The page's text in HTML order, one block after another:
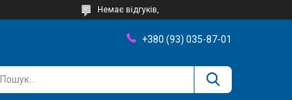
Немає відгуків,
+380 (93) 035-87-01